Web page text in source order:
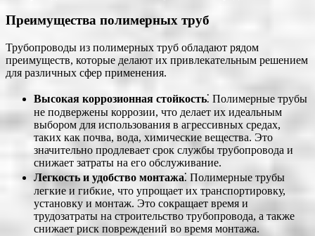
Преимущества полимерных труб
Трубопроводы из полимерных труб обладают рядом
преимуществ, которые делают их привлекательным решением
для различных сфер применения.
Высокая коррозионная стойкость⁚ Полимерные трубы
не подвержены коррозии, что делает их идеальным
выбором для использования в агрессивных средах,
таких как почва, вода, химические вещества. Это
значительно продлевает срок службы трубопровода и
снижает затраты на его обслуживание.
Легкость и удобство монтажа⁚ Полимерные трубы
легкие и гибкие, что упрощает их транспортировку,
установку и монтаж. Это сокращает время и
трудозатраты на строительство трубопровода, а также
снижает риск повреждений во время монтажа.